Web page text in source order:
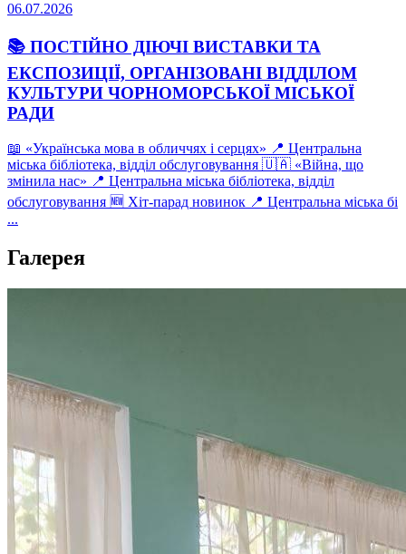
06.07.2026
📚 ПОСТІЙНО ДІЮЧІ ВИСТАВКИ ТА
ЕКСПОЗИЦІЇ, ОРГАНІЗОВАНІ ВІДДІЛОМ
КУЛЬТУРИ ЧОРНОМОРСЬКОЇ МІСЬКОЇ
РАДИ
📖 «Українська мова в обличчях і серцях» 📍 Центральна
міська бібліотека, відділ обслуговування 🇺🇦 «Війна, що
змінила нас» 📍 Центральна міська бібліотека, відділ
обслуговування 🆕 Хіт-парад новинок 📍 Центральна міська бі
...
Галерея